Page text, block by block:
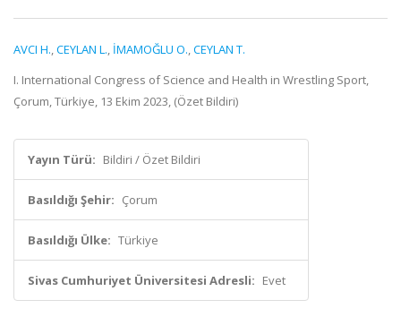
AVCI H.,CEYLAN L., İMAMOĞLU O.,CEYLAN T.
I. International Congress of Science and Health in Wrestling Sport,
Çorum, Türkiye, 13 Ekim 2023, (Özet Bildiri)
Yayın Türü: Bildiri / Özet Bildiri
Basıldığı Şehir: Çorum
Basıldığı Ülke: Türkiye
Sivas Cumhuriyet Üniversitesi Adresli: Evet